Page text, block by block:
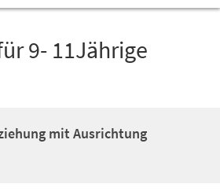
9- 11Jährige
mit Ausrichtung